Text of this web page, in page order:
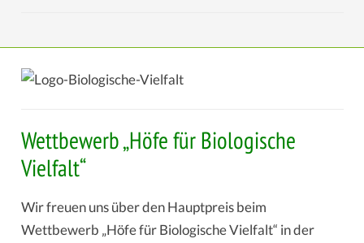
Wettbewerb „Höfe für Biologische
Vielfalt“
Wir freuen uns über den Hauptpreis beim
Wettbewerb „Höfe für Biologische Vielfalt“ in der